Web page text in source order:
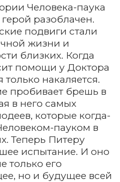
Человека-паука
разоблачен.
подвиги стали
жизни и
близких. Когда
помощи у Доктора
накаляется.
пробивает брешь в
в него самых
которые когда-
пауком в
Теперь Питеру
испытание. И оно
только его
но и будущее всей